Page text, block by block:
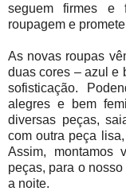
seguem firmes e
roupagem e
As novas roupas
duas cores – azul e
sofisticação.
alegres e bem
diversas peças,
com outra peça
Assim, montamos
peças, para o
a noite.